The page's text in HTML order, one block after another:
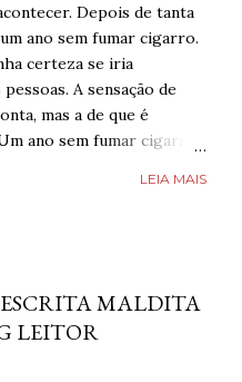
Depois de tanta
ano sem fumar cigarro.
certeza se iria
A sensação de
mas a de que é
ano sem fumar cigarro.
havia ganhado de
que estava
recaída, ninguém estava,
e mesmo nos dias de
não era a resposta.
LEIA MAIS
MALDITA
LEITOR